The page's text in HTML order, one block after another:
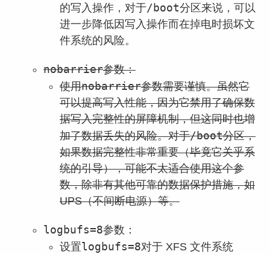
的写入操作，对于/boot分区来说，可以
进一步降低因写入操作而在掉电时损坏文
件系统的风险。
nobarrier参数：
使用nobarrier参数需要谨慎。虽然它
可以提高写入性能，因为它禁用了确保数
据写入完整性的屏障机制，但这同时也增
加了数据丢失的风险。对于/boot分区，
如果数据完整性非常重要（毕竟它关乎系
统的引导），可能不太适合使用这个参
数，除非有其他可靠的数据保护措施，如
UPS（不间断电源）等。
logbufs=8参数：
设置logbufs=8对于 XFS 文件系统